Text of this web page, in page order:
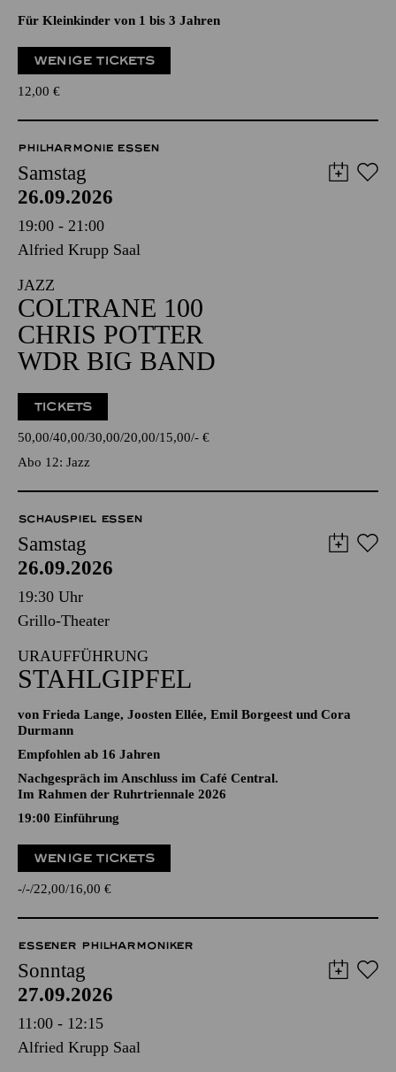
Für Kleinkinder von 1 bis 3 Jahren
WENIGE TICKETS
12,00 €
PHILHARMONIE ESSEN
Samstag
26.09.2026
19:00 - 21:00
Alfried Krupp Saal
JAZZ
COLTRANE 100
CHRIS POTTER
WDR BIG BAND
TICKETS
50,00 40,00 30,00 20,00 15,00 - €
Abo 12: Jazz
SCHAUSPIEL ESSEN
Samstag
26.09.2026
19:30 Uhr
Grillo-Theater
URAUFFÜHRUNG
STAHLGIPFEL
von Frieda Lange, Joosten Ellée, Emil Borgeest und Cora
Durmann
Empfohlen ab 16 Jahren
Nachgespräch im Anschluss im Café Central.
Im Rahmen der Ruhrtriennale 2026
19:00 Einführung
WENIGE TICKETS
- - 22,00 16,00 €
ESSENER PHILHARMONIKER
Sonntag
27.09.2026
11:00 - 12:15
Alfried Krupp Saal